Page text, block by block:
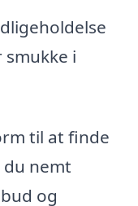
i
til at finde
nemt
og